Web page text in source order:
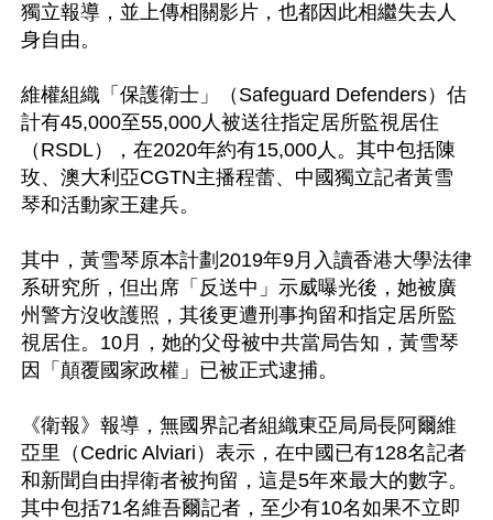
獨立報導，並上傳相關影片，也都因此相繼失去人
身自由。
維權組織「保護衛士」（Safeguard Defenders）估
計有45,000至55,000人被送往指定居所監視居住
（RSDL），在2020年約有15,000人。其中包括陳
玫、澳大利亞CGTN主播程蕾、中國獨立記者黃雪
琴和活動家王建兵。
其中，黃雪琴原本計劃2019年9月入讀香港大學法律
系研究所，但出席「反送中」示威曝光後，她被廣
州警方沒收護照，其後更遭刑事拘留和指定居所監
視居住。10月，她的父母被中共當局告知，黃雪琴
因「顛覆國家政權」已被正式逮捕。
《衛報》報導，無國界記者組織東亞局局長阿爾維
亞里（Cedric Alviari）表示，在中國已有128名記者
和新聞自由捍衛者被拘留，這是5年來最大的數字。
其中包括71名維吾爾記者，至少有10名如果不立即